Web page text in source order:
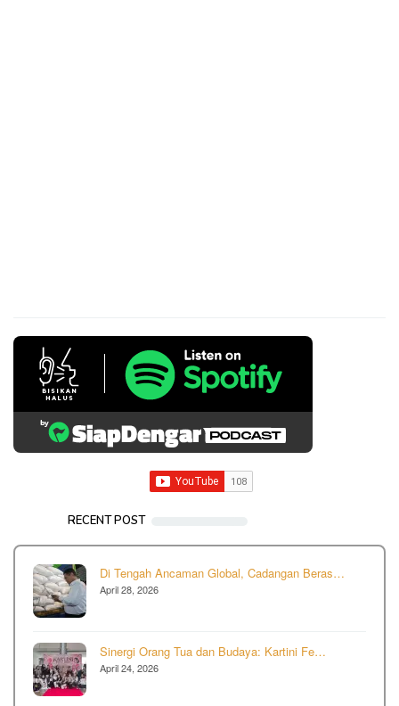
RECENT POST
Di Tengah Ancaman Global, Cadangan Beras…
April 28, 2026
Sinergi Orang Tua dan Budaya: Kartini Fe…
April 24, 2026